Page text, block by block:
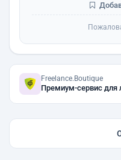
Freelance.Boutique
Премиум-сервис для